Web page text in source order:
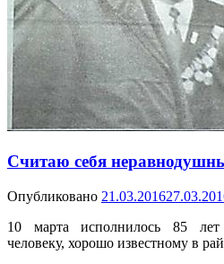
Считаю себя
Опубликовано 21.03.2016
10 марта исполнилось 85
человеку, хорошо известному в